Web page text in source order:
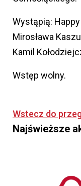
Wystąpią:
Mirosława
Kamil
Wstęp wolny.
Wstecz do
Najświeższe